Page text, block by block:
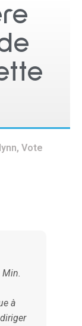
, Vote
Min.
à